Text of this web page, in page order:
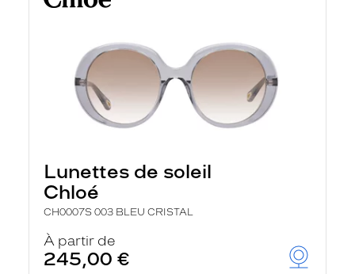
Lunettes de soleil
Chloé
CH0007S 003 BLEU CRISTAL
À partir de
245,00 €